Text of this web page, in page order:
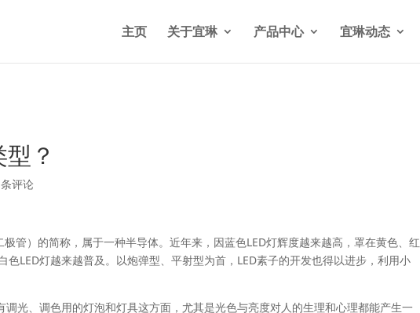
html/ilin/wp-content/themes/Divi/functions.phpon line5841
主页 关于宜琳 产品中心 宜琳动态
？
评论
管）的简称，属于一种半导体。近年来，因蓝色LED灯辉度越来越高，罩在黄色、红
色LED灯越来越普及。以炮弹型、平射型为首，LED素子的开发也得以进步，利用小
调光、调色用的灯泡和灯具这方面，尤其是光色与亮度对人的生理和心理都能产生一